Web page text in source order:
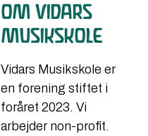
OM VIDARS
MUSIKSKOLE
Vidars Musikskole er
en forening stiftet i
foråret 2023. Vi
arbejder non-profit.